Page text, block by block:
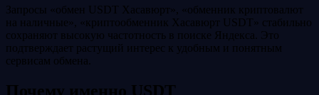
Запросы «обмен USDT Хасавюрт», «обменник криптовалют
на наличные», «криптообменник Хасавюрт USDT» стабильно
сохраняют высокую частотность в поиске Яндекса. Это
подтверждает растущий интерес к удобным и понятным
сервисам обмена.
Почему именно USDT